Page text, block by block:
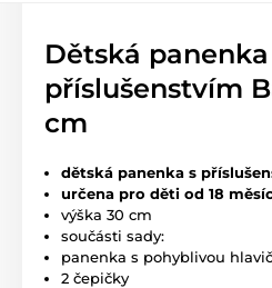
Dětská
příslušenstvím
cm
dětská panenka s
určena pro děti od 18
výška 30 cm
součásti sady:
panenka s pohyblivou
2 čepičky